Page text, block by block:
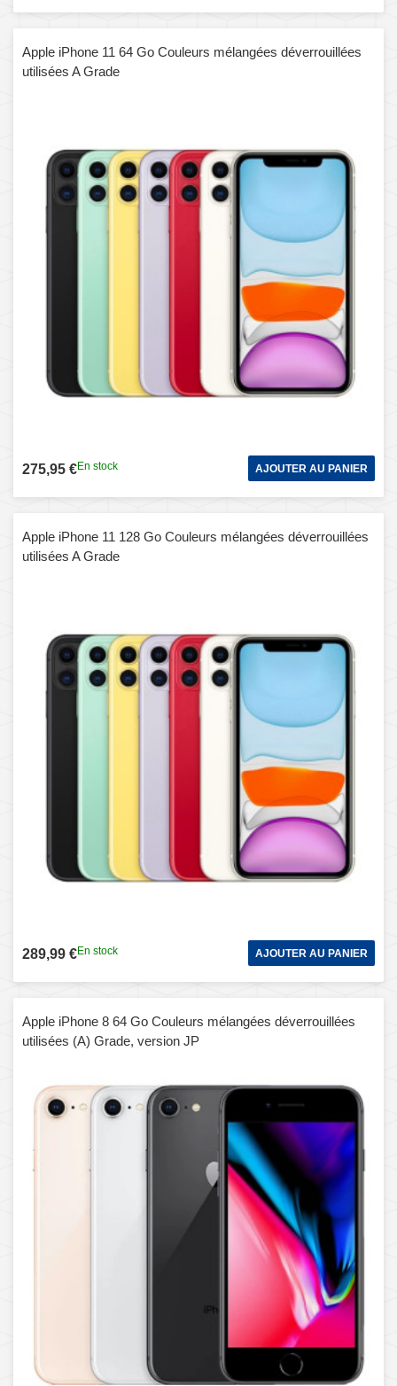
Apple iPhone 11 64 Go Couleurs mélangées déverrouillées
utilisées A Grade
275,95 €En stock AJOUTER AU PANIER
Apple iPhone 11 128 Go Couleurs mélangées déverrouillées
utilisées A Grade
289,99 €En stock AJOUTER AU PANIER
Apple iPhone 8 64 Go Couleurs mélangées déverrouillées
utilisées (A) Grade, version JP